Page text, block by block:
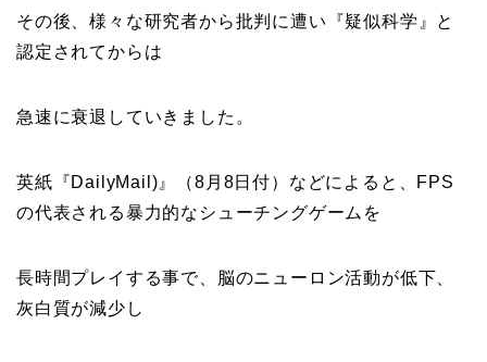
その後、様々な研究者から批判に遭い『疑似科学 』と
認定されてからは
急速に衰退していきました。
英紙『DailyMail )』（8月8日付）などによると、FPS
の代表される暴力的なシューチングゲームを
長時間プレイする事で、
脳のニューロン活動が低下、
灰白質が減少し